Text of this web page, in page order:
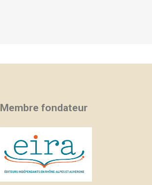
Membre fondateur